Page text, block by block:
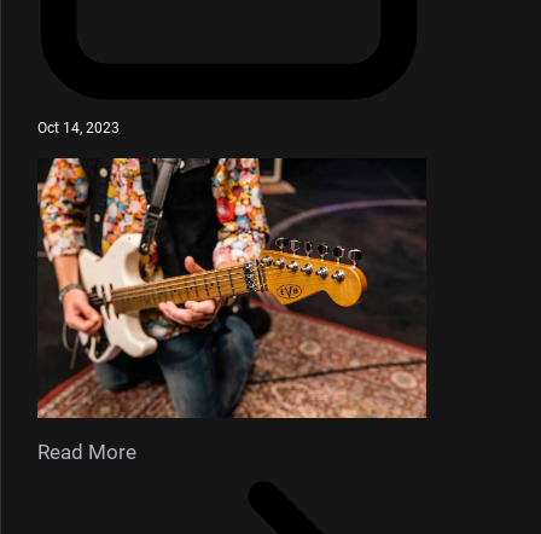
Oct 14, 2023
Read More